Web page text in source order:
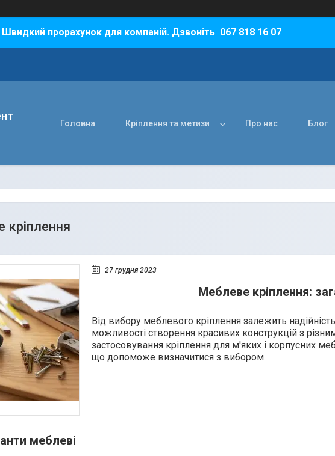
Швидкий прорахунок для компаній. Дзвоніть 067 818 16 07
Головна Кріплення та метизи Про нас Блог
кріплення
27 грудня 2023
Меблеве кріплення:
Від вибору меблевого кріплення залежить
можливості створення красивих конструкцій з
застосовування кріплення для м'яких і корпусних
що допоможе визначитися з вибором.
меблеві